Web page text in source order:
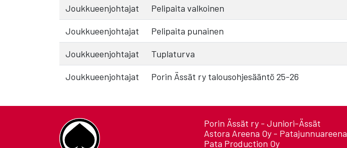
Joukkueenjohtajat Pelipaita valkoinen
Joukkueenjohtajat Pelipaita punainen
Joukkueenjohtajat Tuplaturva
Joukkueenjohtajat Porin Ässät ry talousohjesääntö 25-26
Porin Ässät ry - Juniori-Ässät
Astora Areena Oy - Patajunnuareena
Pata Production Oy